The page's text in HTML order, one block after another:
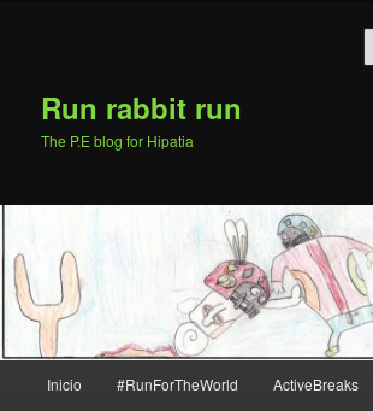
Run rabbit run
The P.E blog for Hipatia
principal
Inicio #RunForTheWorld ActiveBreaks